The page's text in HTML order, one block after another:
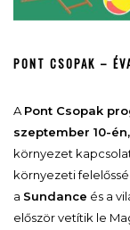
PONT CSOPAK –
A Pont Csopak
szeptember 10-
környezet
környezeti
a Sundance és a
először vetítik le